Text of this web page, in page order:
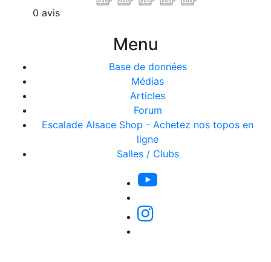
0 avis
Menu
Base de données
Médias
Articles
Forum
Escalade Alsace Shop - Achetez nos topos en
ligne
Salles / Clubs